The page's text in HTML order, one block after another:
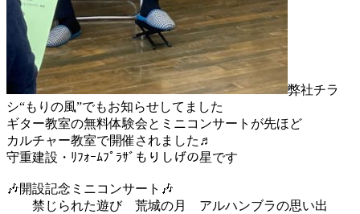
弊社チラ
シ“もりの風”でもお知らせしてました
ギター教室の無料体験会とミニコンサートが先ほど
カルチャー教室で開催されました♬
守重建設・ﾘﾌｫｰﾑﾌﾟﾗｻﾞもりしげの星です
🎶開設記念ミニコンサート🎶
禁じられた遊び 荒城の月 アルハンブラの思い出